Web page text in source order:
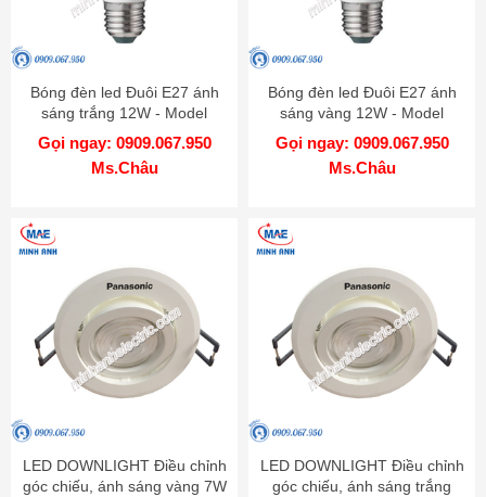
Bóng đèn led Đuôi E27 ánh
sáng trắng 12W - Model
LDAHV12DG4A
Gọi ngay: 0909.067.950
Ms.Châu
Bóng đèn led Đuôi E27 ánh
sáng vàng 12W - Model
LDAHV12LG4A
Gọi ngay: 0909.067.950
Ms.Châu
LED DOWNLIGHT Điều chỉnh
góc chiếu, ánh sáng vàng 7W
LED DOWNLIGHT Điều chỉnh
góc chiếu, ánh sáng trắng